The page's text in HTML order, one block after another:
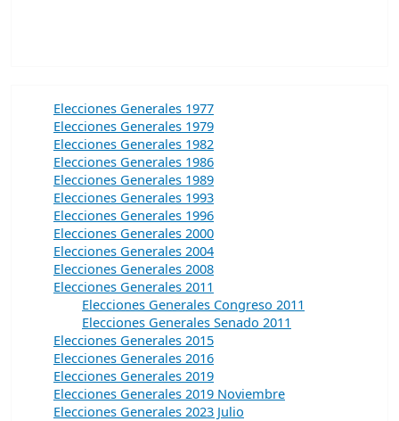
Elecciones Generales 1977
Elecciones Generales 1979
Elecciones Generales 1982
Elecciones Generales 1986
Elecciones Generales 1989
Elecciones Generales 1993
Elecciones Generales 1996
Elecciones Generales 2000
Elecciones Generales 2004
Elecciones Generales 2008
Elecciones Generales 2011
Elecciones Generales Congreso 2011
Elecciones Generales Senado 2011
Elecciones Generales 2015
Elecciones Generales 2016
Elecciones Generales 2019
Elecciones Generales 2019 Noviembre
Elecciones Generales 2023 Julio